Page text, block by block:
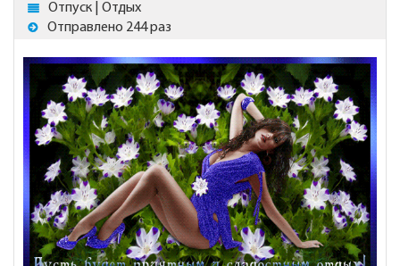
Отпуск | Отдых
Отправлено 244 раз